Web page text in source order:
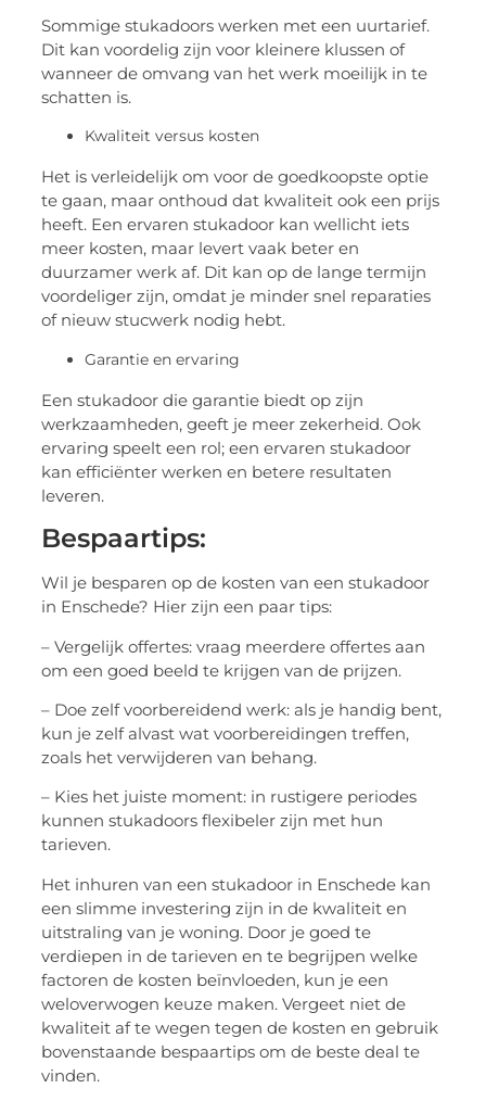
Sommige stukadoors werken met een uurtarief.
Dit kan voordelig zijn voor kleinere klussen of
wanneer de omvang van het werk moeilijk in te
schatten is.
Kwaliteit versus kosten
Het is verleidelijk om voor de goedkoopste optie
te gaan, maar onthoud dat kwaliteit ook een prijs
heeft. Een ervaren stukadoor kan wellicht iets
meer kosten, maar levert vaak beter en
duurzamer werk af. Dit kan op de lange termijn
voordeliger zijn, omdat je minder snel reparaties
of nieuw stucwerk nodig hebt.
Garantie en ervaring
Een stukadoor die garantie biedt op zijn
werkzaamheden, geeft je meer zekerheid. Ook
ervaring speelt een rol; een ervaren stukadoor
kan efficiënter werken en betere resultaten
leveren.
Bespaartips:
Wil je besparen op de kosten van een stukadoor
in Enschede? Hier zijn een paar tips:
– Vergelijk offertes: vraag meerdere offertes aan
om een goed beeld te krijgen van de prijzen.
– Doe zelf voorbereidend werk: als je handig bent,
kun je zelf alvast wat voorbereidingen treffen,
zoals het verwijderen van behang.
– Kies het juiste moment: in rustigere periodes
kunnen stukadoors flexibeler zijn met hun
tarieven.
Het inhuren van een stukadoor in Enschede kan
een slimme investering zijn in de kwaliteit en
uitstraling van je woning. Door je goed te
verdiepen in de tarieven en te begrijpen welke
factoren de kosten beïnvloeden, kun je een
weloverwogen keuze maken. Vergeet niet de
kwaliteit af te wegen tegen de kosten en gebruik
bovenstaande bespaartips om de beste deal te
vinden.